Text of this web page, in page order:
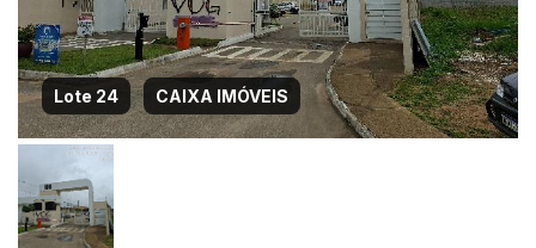
Lote 24 CAIXA IMÓVEIS